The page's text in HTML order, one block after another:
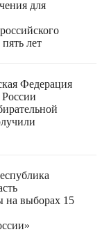
для
лет
Федерация
на выборах 15